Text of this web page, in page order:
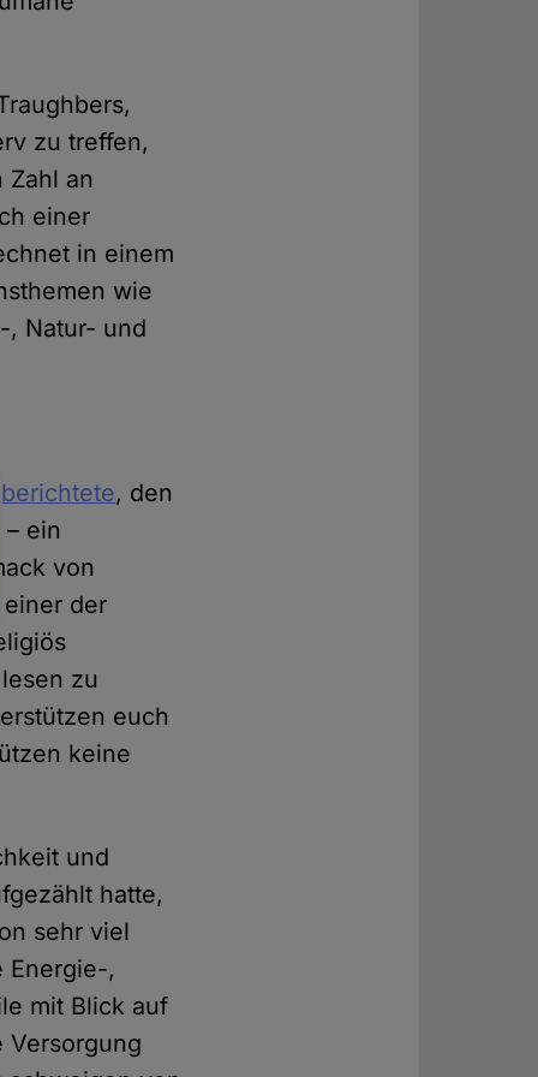
zu treffen,
an
einer
in einem
wie
, Natur- und
berichtete, den
ein
von
der
zu
euch
keine
und
hatte,
sehr viel
Energie-,
mit Blick auf
Versorgung